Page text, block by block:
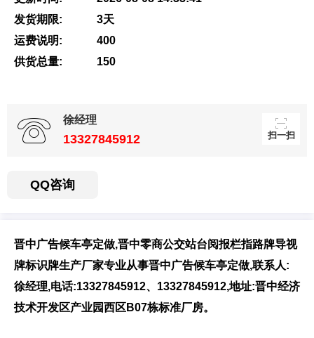
发货期限:
3天
运费说明:
400
供货总量:
150
徐经理
13327845912 扫一扫
QQ咨询
晋中广告候车亭定做,晋中零商公交站台阅报栏指路牌导视
牌标识牌生产厂家专业从事晋中广告候车亭定做,联系人:
徐经理,电话:13327845912、13327845912,地址:晋中经济
技术开发区产业园西区B07栋标准厂房。